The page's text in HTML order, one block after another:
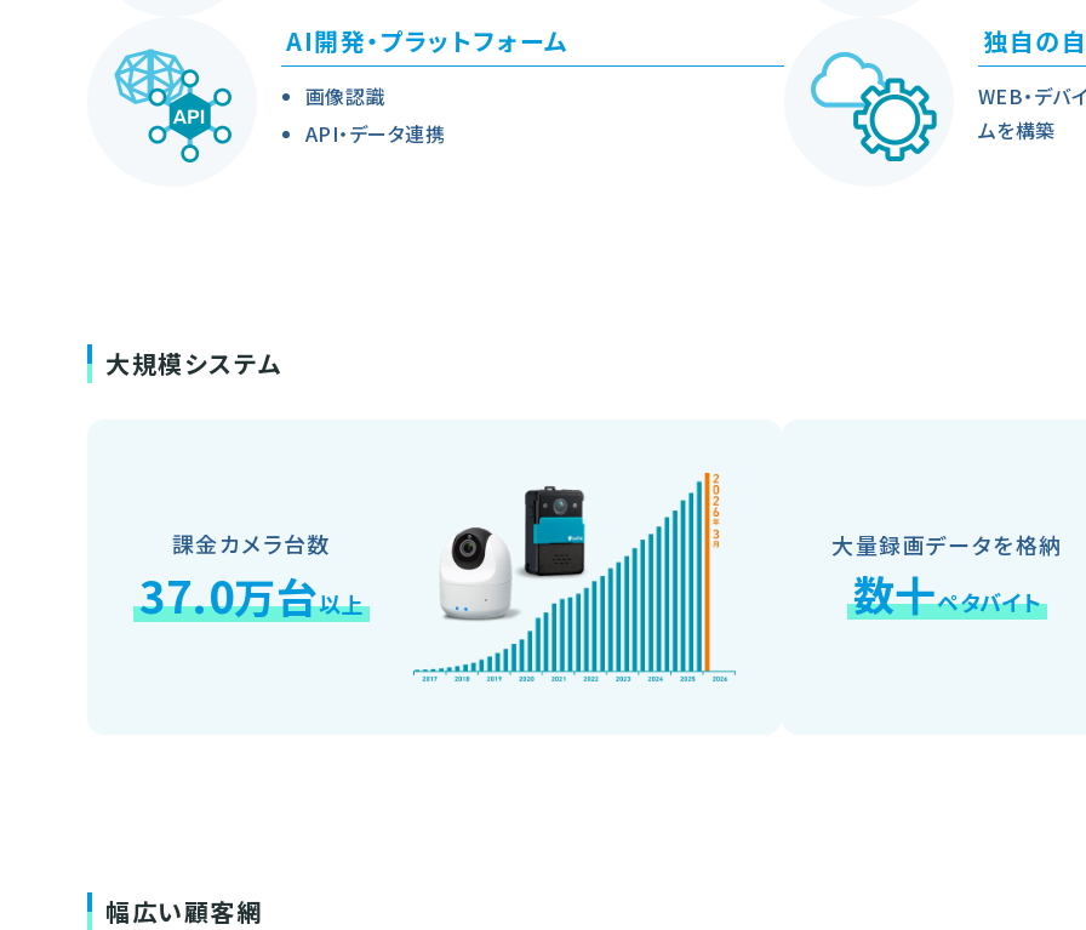
AI開発・プラットフォーム
画像認識
API・データ連携
独自の
WEB・デバ
ムを構築
大規模システム
課金カメラ台数
37.0万台以上
大量録画データを格納
数十ペタバイト
幅広い顧客網